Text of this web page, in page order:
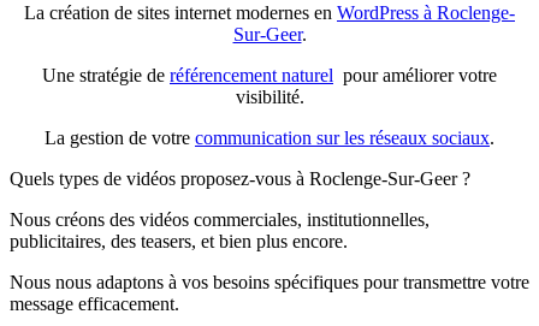
La création de sites internet modernes en WordPress à Roclenge-
Sur-Geer.
Une stratégie de référencement naturel pour améliorer votre
visibilité.
La gestion de votre communication sur les réseaux sociaux.
Quels types de vidéos proposez-vous à Roclenge-Sur-Geer ?
Nous créons des vidéos commerciales, institutionnelles,
publicitaires, des teasers, et bien plus encore.
Nous nous adaptons à vos besoins spécifiques pour transmettre votre
message efficacement.